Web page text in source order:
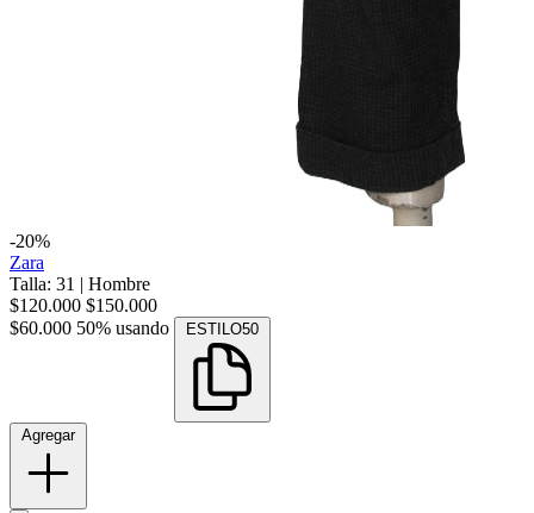
-20%
Zara
Talla: 31 | Hombre
$120.000 $150.000
$60.000 50% usando ESTILO50
Agregar